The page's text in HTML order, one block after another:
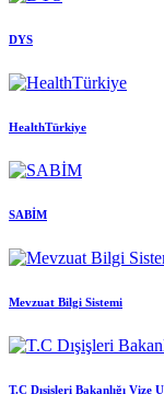
DYS
HealthTürkiye
SABİM
Mevzuat Bilgi Sistemi
T.C Dışişleri Bakanlığı Vize